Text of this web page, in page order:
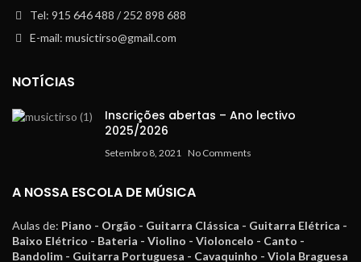
Tel: 915 646 488 / 252 898 688
E-mail: musictirso@gmail.com
NOTÍCIAS
Inscrições abertas – Ano lectivo
2025/2026
Setembro 8, 2021 No Comments
A NOSSA ESCOLA DE MÚSICA
Aulas de: Piano - Orgão - Guitarra Clássica - Guitarra Elétrica -
Baixo Elétrico - Bateria - Violino - Violoncelo - Canto -
Bandolim - Guitarra Portuguesa - Cavaquinho - Viola Braguesa